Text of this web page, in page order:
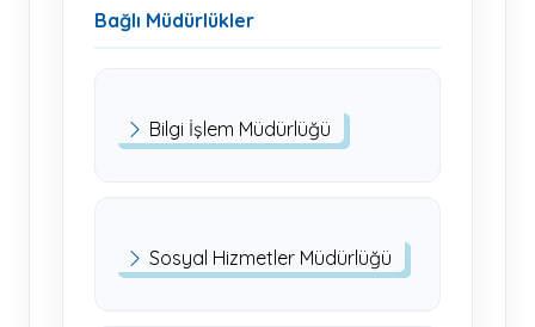
Bağlı Müdürlükler
Bilgi İşlem Müdürlüğü
Sosyal Hizmetler Müdürlüğü